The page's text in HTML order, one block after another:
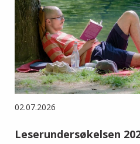
02.07.2026
Leserundersøkelsen